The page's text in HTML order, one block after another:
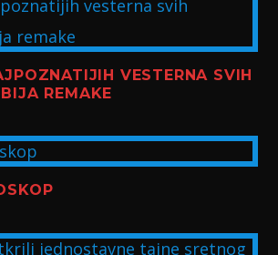
VESTERNA SVIH
REMAKE